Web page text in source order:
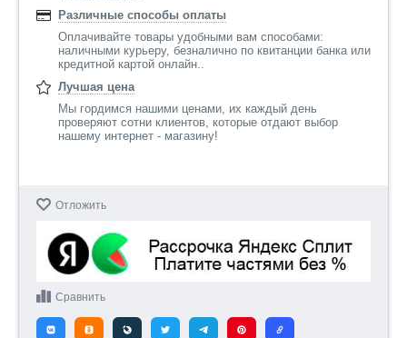
Различные способы оплаты
Оплачивайте товары удобными вам способами:
наличными курьеру, безналично по квитанции банка или
кредитной картой онлайн..
Лучшая цена
Мы гордимся нашими ценами, их каждый день
проверяют сотни клиентов, которые отдают выбор
нашему интернет - магазину!
Отложить
Сравнить